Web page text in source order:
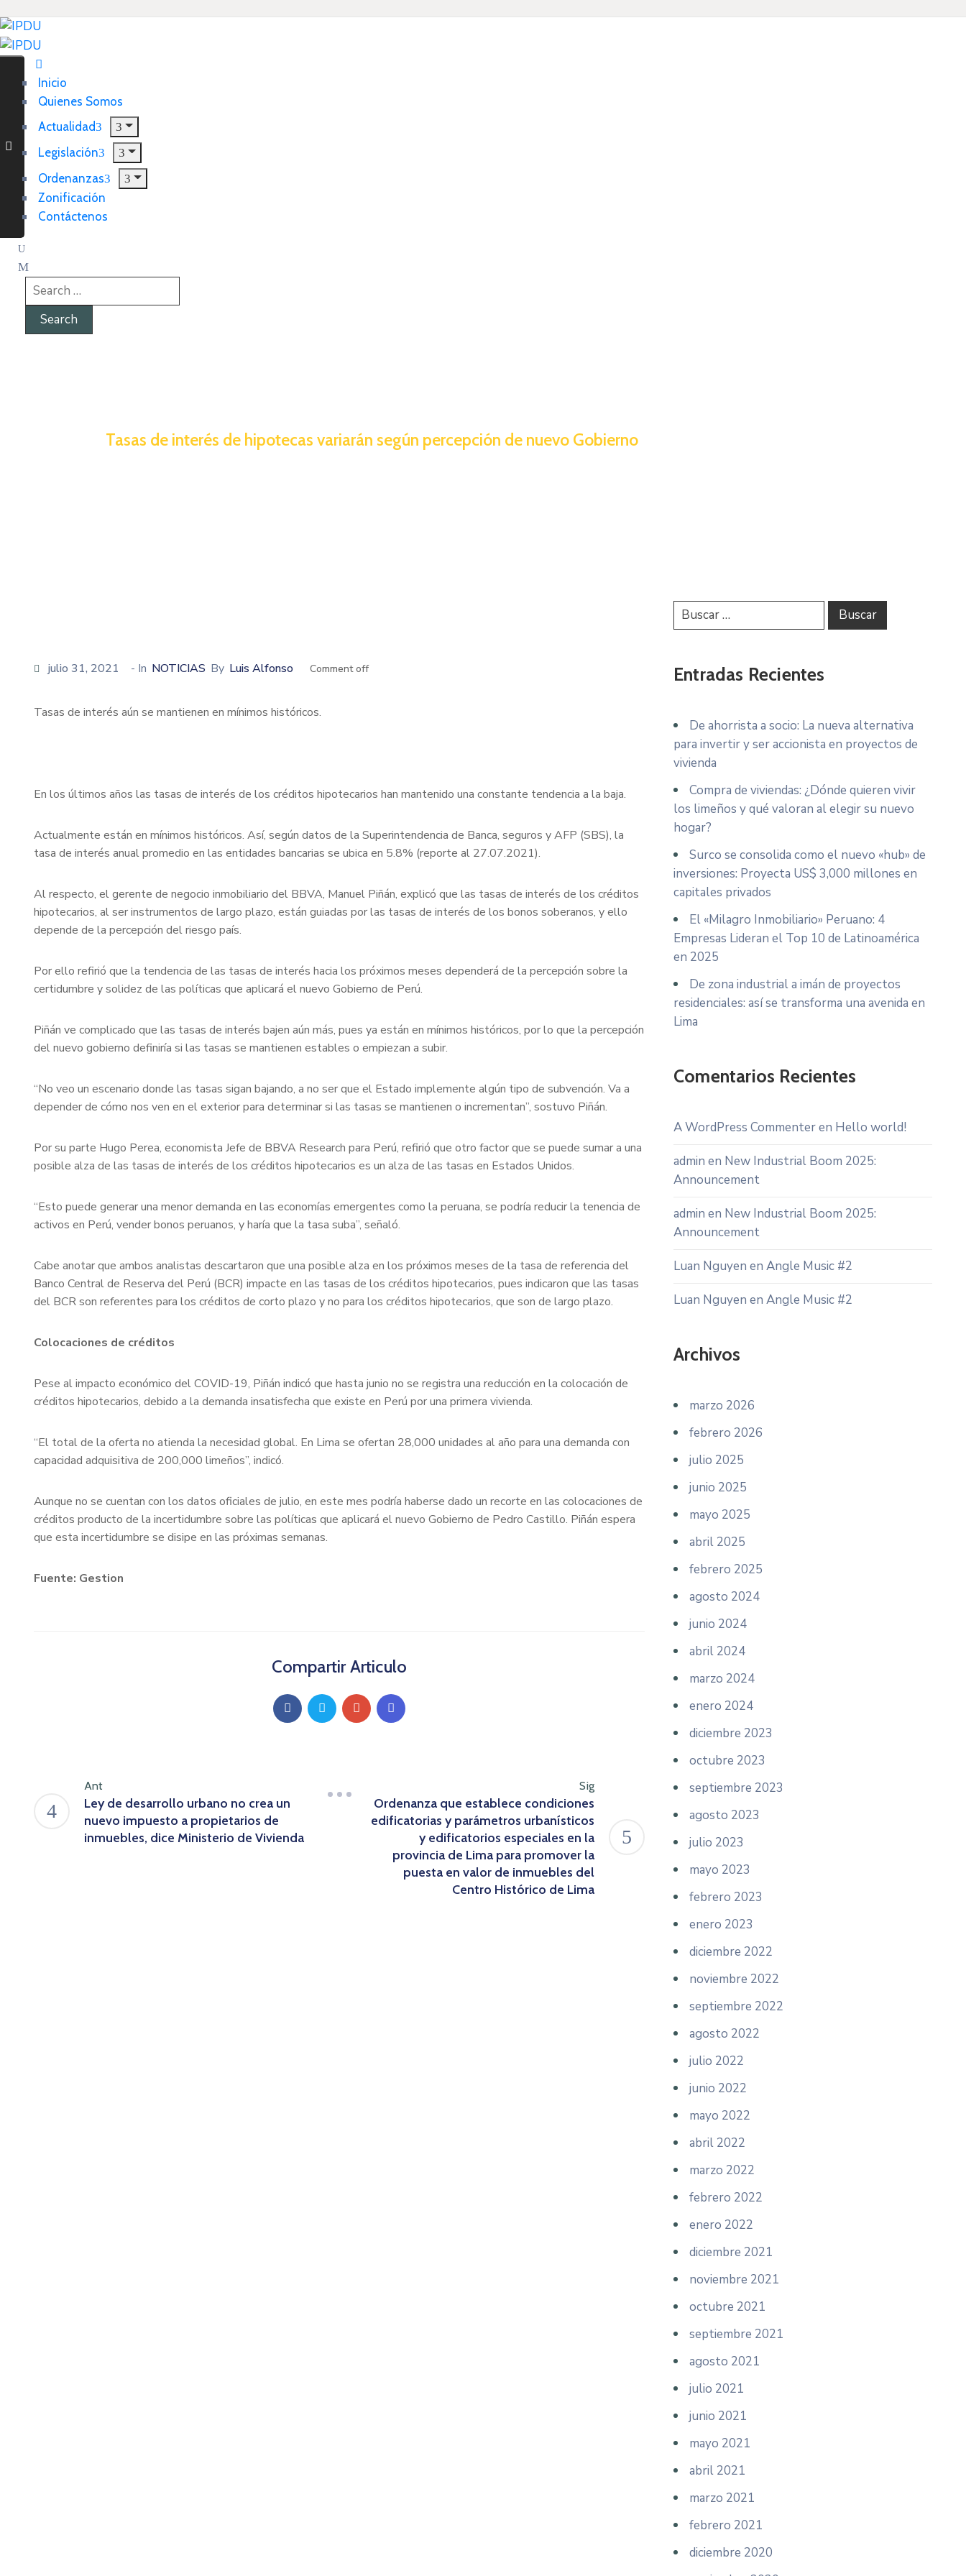
Inicio
Quienes Somos
Actualidad
Legislación
Ordenanzas
Zonificación
Contáctenos
Tasas de interés de hipotecas variarán según percepción de nuevo Gobierno
julio 31, 2021 - In NOTICIAS By Luis Alfonso Comment off
Tasas de interés aún se mantienen en mínimos históricos.
En los últimos años las tasas de interés de los créditos hipotecarios han mantenido una constante tendencia a la baja.
Actualmente están en mínimos históricos. Así, según datos de la Superintendencia de Banca, seguros y AFP (SBS), la
tasa de interés anual promedio en las entidades bancarias se ubica en 5.8% (reporte al 27.07.2021).
Al respecto, el gerente de negocio inmobiliario del BBVA, Manuel Piñán, explicó que las tasas de interés de los créditos
hipotecarios, al ser instrumentos de largo plazo, están guiadas por las tasas de interés de los bonos soberanos, y ello
depende de la percepción del riesgo país.
Por ello refirió que la tendencia de las tasas de interés hacia los próximos meses dependerá de la percepción sobre la
certidumbre y solidez de las políticas que aplicará el nuevo Gobierno de Perú.
Piñán ve complicado que las tasas de interés bajen aún más, pues ya están en mínimos históricos, por lo que la percepción
del nuevo gobierno definiría si las tasas se mantienen estables o empiezan a subir.
“No veo un escenario donde las tasas sigan bajando, a no ser que el Estado implemente algún tipo de subvención. Va a
depender de cómo nos ven en el exterior para determinar si las tasas se mantienen o incrementan”, sostuvo Piñán.
Por su parte Hugo Perea, economista Jefe de BBVA Research para Perú, refirió que otro factor que se puede sumar a una
posible alza de las tasas de interés de los créditos hipotecarios es un alza de las tasas en Estados Unidos.
“Esto puede generar una menor demanda en las economías emergentes como la peruana, se podría reducir la tenencia de
activos en Perú, vender bonos peruanos, y haría que la tasa suba”, señaló.
Cabe anotar que ambos analistas descartaron que una posible alza en los próximos meses de la tasa de referencia del
Banco Central de Reserva del Perú (BCR) impacte en las tasas de los créditos hipotecarios, pues indicaron que las tasas
del BCR son referentes para los créditos de corto plazo y no para los créditos hipotecarios, que son de largo plazo.
Colocaciones de créditos
Pese al impacto económico del COVID-19, Piñán indicó que hasta junio no se registra una reducción en la colocación de
créditos hipotecarios, debido a la demanda insatisfecha que existe en Perú por una primera vivienda.
“El total de la oferta no atienda la necesidad global. En Lima se ofertan 28,000 unidades al año para una demanda con
capacidad adquisitiva de 200,000 limeños”, indicó.
Aunque no se cuentan con los datos oficiales de julio, en este mes podría haberse dado un recorte en las colocaciones de
créditos producto de la incertidumbre sobre las políticas que aplicará el nuevo Gobierno de Pedro Castillo. Piñán espera
que esta incertidumbre se disipe en las próximas semanas.
Fuente: Gestion
Compartir Articulo
Ant
Ley de desarrollo urbano no crea un
nuevo impuesto a propietarios de
inmuebles, dice Ministerio de Vivienda
Sig
Ordenanza que establece condiciones
edificatorias y parámetros urbanísticos
y edificatorios especiales en la
provincia de Lima para promover la
puesta en valor de inmuebles del
Centro Histórico de Lima
Entradas Recientes
De ahorrista a socio: La nueva alternativa
para invertir y ser accionista en proyectos de
vivienda
Compra de viviendas: ¿Dónde quieren vivir
los limeños y qué valoran al elegir su nuevo
hogar?
Surco se consolida como el nuevo «hub» de
inversiones: Proyecta US$ 3,000 millones en
capitales privados
El «Milagro Inmobiliario» Peruano: 4
Empresas Lideran el Top 10 de Latinoamérica
en 2025
De zona industrial a imán de proyectos
residenciales: así se transforma una avenida en
Lima
Comentarios Recientes
A WordPress Commenteren Hello world!
admin en New Industrial Boom 2025:
Announcement
admin en New Industrial Boom 2025:
Announcement
Luan Nguyen en Angle Music #2
Luan Nguyen en Angle Music #2
Archivos
marzo 2026
febrero 2026
julio 2025
junio 2025
mayo 2025
abril 2025
febrero 2025
agosto 2024
junio 2024
abril 2024
marzo 2024
enero 2024
diciembre 2023
octubre 2023
septiembre 2023
agosto 2023
julio 2023
mayo 2023
febrero 2023
enero 2023
diciembre 2022
noviembre 2022
septiembre 2022
agosto 2022
julio 2022
junio 2022
mayo 2022
abril 2022
marzo 2022
febrero 2022
enero 2022
diciembre 2021
noviembre 2021
octubre 2021
septiembre 2021
agosto 2021
julio 2021
junio 2021
mayo 2021
abril 2021
marzo 2021
febrero 2021
diciembre 2020